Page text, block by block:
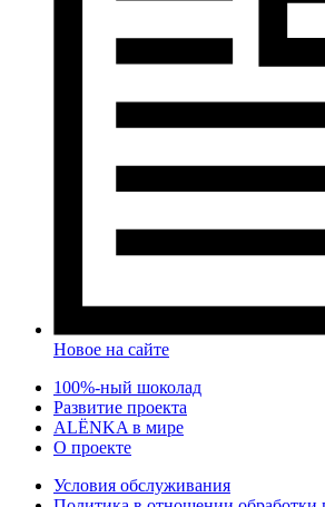
Новое на сайте
100%-ный шоколад
Развитие проекта
ALЁNKA в мире
О проекте
Условия обслуживания